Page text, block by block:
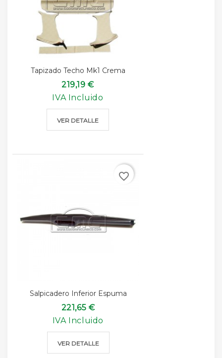
Tapizado Techo Mk1 Crema
219,19 €
IVA Incluido
VER DETALLE
Salpicadero Inferior Espuma
221,65 €
IVA Incluido
VER DETALLE
favorite_border